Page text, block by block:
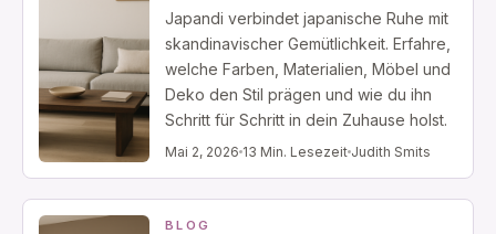
Japandi verbindet japanische Ruhe mit
skandinavischer Gemütlichkeit. Erfahre,
welche Farben, Materialien, Möbel und
Deko den Stil prägen und wie du ihn
Schritt für Schritt in dein Zuhause holst.
Mai 2, 2026 13 Min. Lesezeit Judith Smits
BLOG